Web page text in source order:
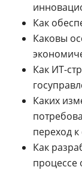
Как
Каковы
Как ИТ-
Каких
переход
Как
процессе